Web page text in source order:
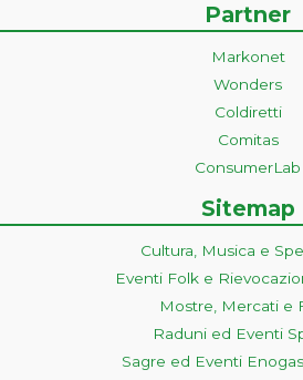
Partner
Markonet
Wonders
Coldiretti
Comitas
ConsumerLab
Sitemap
Cultura, Musica e
Eventi Folk e
Mostre, Mercati e
Raduni ed Eventi
Sagre ed Eventi